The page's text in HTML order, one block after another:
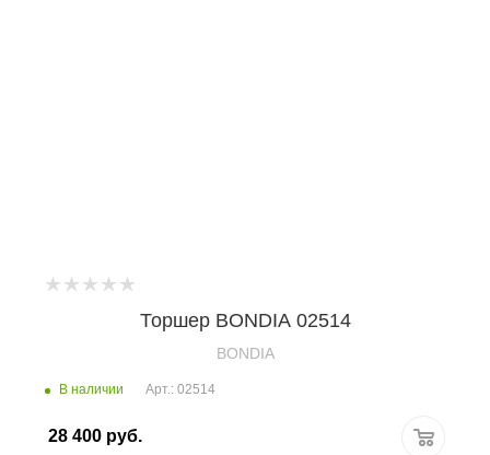
Торшер BONDIA 02514
BONDIA
В наличии Арт.: 02514
28 400 руб.